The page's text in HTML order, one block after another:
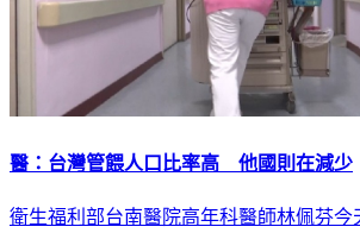
醫：台灣管餵人口比率高 他國則在減少
衛生福利部台南醫院高年科醫師林佩芬今